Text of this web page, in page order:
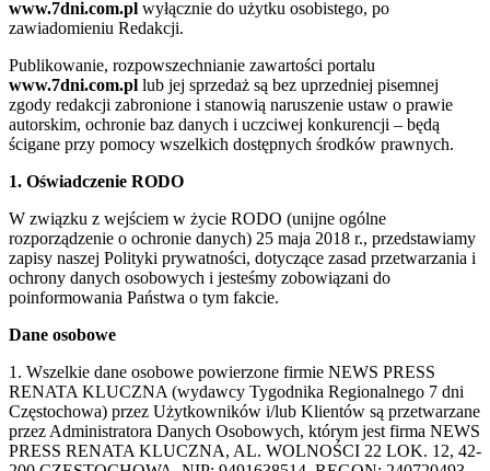
www.7dni.com.pl wyłącznie do użytku osobistego, po
zawiadomieniu Redakcji.
Publikowanie, rozpowszechnianie zawartości portalu
www.7dni.com.pl lub jej sprzedaż są bez uprzedniej pisemnej
zgody redakcji zabronione i stanowią naruszenie ustaw o prawie
autorskim, ochronie baz danych i uczciwej konkurencji – będą
ścigane przy pomocy wszelkich dostępnych środków prawnych.
1. Oświadczenie RODO
W związku z wejściem w życie RODO (unijne ogólne
rozporządzenie o ochronie danych) 25 maja 2018 r., przedstawiamy
zapisy naszej Polityki prywatności, dotyczące zasad przetwarzania i
ochrony danych osobowych i jesteśmy zobowiązani do
poinformowania Państwa o tym fakcie.
Dane osobowe
1. Wszelkie dane osobowe powierzone firmie NEWS PRESS
RENATA KLUCZNA (wydawcy Tygodnika Regionalnego 7 dni
Częstochowa) przez Użytkowników i/lub Klientów są przetwarzane
przez Administratora Danych Osobowych, którym jest firma NEWS
PRESS RENATA KLUCZNA, AL. WOLNOŚCI 22 LOK. 12, 42-